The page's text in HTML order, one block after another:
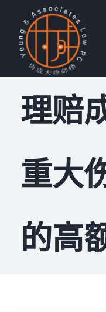
content
首页
案件简介
客户赞誉
常见问题
理赔
重大
的高